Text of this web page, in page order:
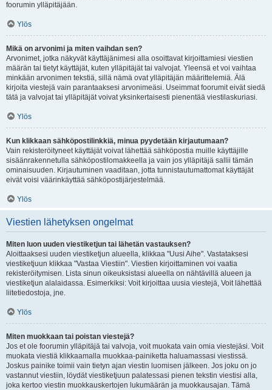
foorumin ylläpitäjään.
Ylös
Mikä on arvonimi ja miten vaihdan sen?
Arvonimet, jotka näkyvät käyttäjänimesi alla osoittavat kirjoittamiesi viestien
määrän tai tietyt käyttäjät, kuten ylläpitäjät tai valvojat. Yleensä et voi vaihtaa
minkään arvonimen tekstiä, sillä nämä ovat ylläpitäjän määrittelemiä. Älä
kirjoita viestejä vain parantaaksesi arvonimeäsi. Useimmat foorumit eivät siedä
tätä ja valvojat tai ylläpitäjät voivat yksinkertaisesti pienentää viestilaskuriasi.
Ylös
Kun klikkaan sähköpostilinkkiä, minua pyydetään kirjautumaan?
Vain rekisteröityneet käyttäjät voivat lähettää sähköpostia muille käyttäjille
sisäänrakennetulla sähköpostilomakkeella ja vain jos ylläpitäjä sallii tämän
ominaisuuden. Kirjautuminen vaaditaan, jotta tunnistautumattomat käyttäjät
eivät voisi väärinkäyttää sähköpostijärjestelmää.
Ylös
Viestien lähetyksen ongelmat
Miten luon uuden viestiketjun tai lähetän vastauksen?
Aloittaaksesi uuden viestiketjun alueella, klikkaa "Uusi Aihe". Vastataksesi
viestiketjuun klikkaa "Vastaa Viestiin". Viestien kirjoittaminen voi vaatia
rekisteröitymisen. Lista sinun oikeuksistasi alueella on nähtävillä alueen ja
viestiketjun alalaidassa. Esimerkiksi: Voit kirjoittaa uusia viestejä, Voit lähettää
liitetiedostoja, jne.
Ylös
Miten muokkaan tai poistan viestejä?
Jos et ole foorumin ylläpitäjä tai valvoja, voit muokata vain omia viestejäsi. Voit
muokata viestiä klikkaamalla muokkaa-painiketta haluamassasi viestissä.
Joskus painike toimii vain tietyn ajan viestin luomisen jälkeen. Jos joku on jo
vastannut viestiin, löydät viestiketjuun palatessasi pienen tekstin viestisi alla,
joka kertoo viestin muokkauskertojen lukumäärän ja muokkausajan. Tämä